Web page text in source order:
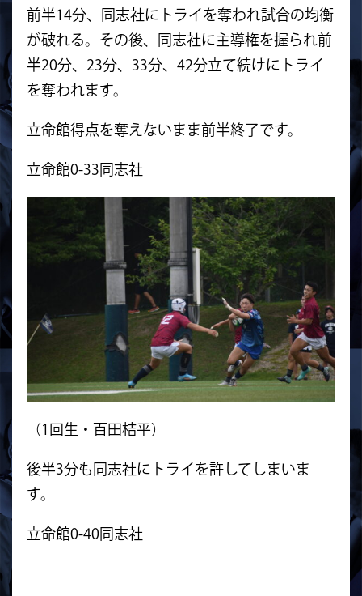
前半14分、同志社にトライを奪われ試合の均衡
が破れる。その後、同志社に主導権を握られ前
半20分、23分、33分、42分立て続けにトライ
を奪われます。
立命館得点を奪えないまま前半終了です。
立命館0-33同志社
（1回生・百田桔平）
後半3分も同志社にトライを許してしまいま
す。
立命館0-40同志社